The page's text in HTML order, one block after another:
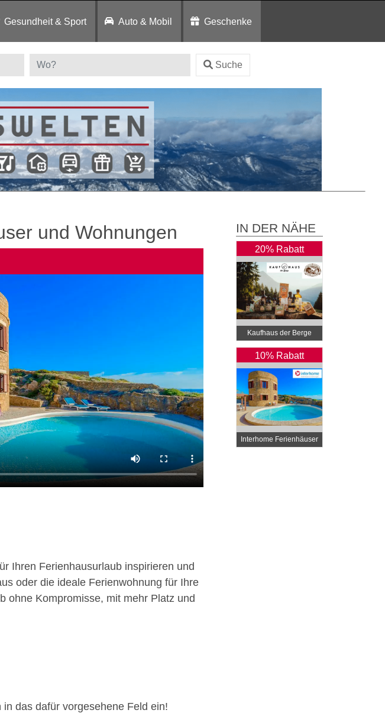
Gesundheit & Sport Auto & Mobil Geschenke
Suche
und Wohnungen
Ihren Ferienhausurlaub inspirieren und
oder die ideale Ferienwohnung für Ihre
ohne Kompromisse, mit mehr Platz und
in das dafür vorgesehene Feld ein!
IN DER NÄHE
20% Rabatt
Kaufhaus der Berge
10% Rabatt
Interhome Ferienhäuser
und Wohnungen